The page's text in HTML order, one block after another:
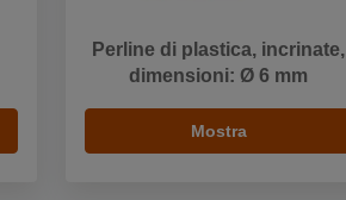
Perline di plastica, incrinate,
dimensioni: Ø 6 mm
Mostra